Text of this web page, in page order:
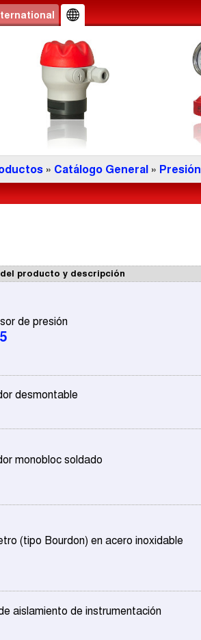
» Catálogo General » Presión
producto y descripción
de presión
desmontable
monobloc soldado
(tipo Bourdon) en acero inoxidable
aislamiento de instrumentación